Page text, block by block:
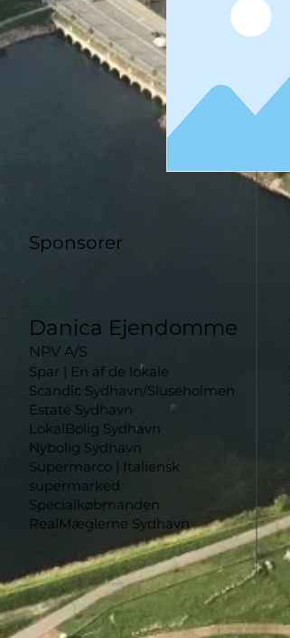
Sponsorer
Danica Ejendomme
NPV A/S
Spar | En af de lokale
Scandic Sydhavn/Sluseholmen
Estate Sydhavn
LokalBolig Sydhavn
Nybolig Sydhavn
Supermarco | Italiensk
supermarked
Specialkøbmanden
RealMæglerne Sydhavn